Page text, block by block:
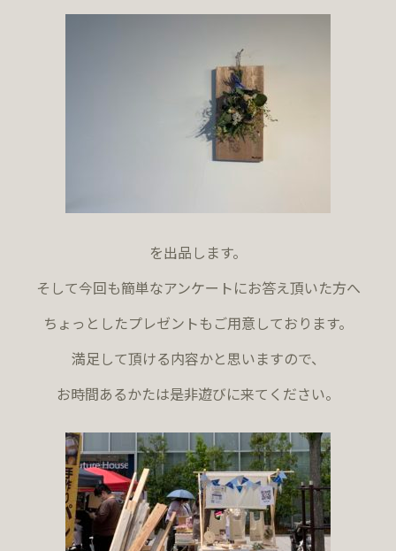
を出品します。
そして今回も簡単なアンケートにお答え頂いた方へ
ちょっとしたプレゼントもご用意しております。
満足して頂ける内容かと思いますので、
お時間あるかたは是非遊びに来てください。